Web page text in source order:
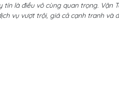
tín là điều vô cùng quan trọng. Vận
vụ vượt trội, giá cả cạnh tranh và